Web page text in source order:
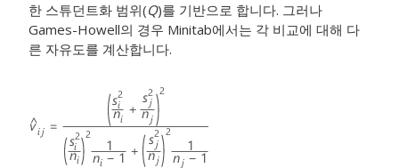
한 스튜던트화 범위(Q)를 기반으로 합니다. 그러나
Games-Howell의 경우 Minitab에서는 각 비교에 대해 다
른 자유도를 계산합니다.